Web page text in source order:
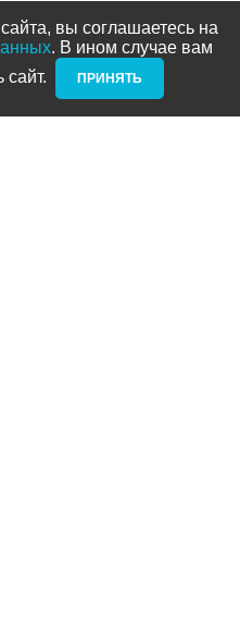
вы соглашаетесь на
. В ином случае вам
ПРИНЯТЬ